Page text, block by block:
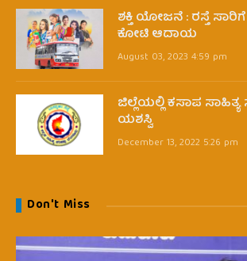
ಶಕ್ತಿ ಯೋಜನೆ : ರಸ್ತೆ
ಕೋಟಿ ಆದಾಯ
August 03, 2023 4:59 pm
ಜಿಲ್ಲೆಯಲ್ಲಿ ಕಸಾಪ ಸಾಹಿತ್ಯ
ಯಶಸ್ವಿ
December 13, 2022 5:26 pm
Don't Miss